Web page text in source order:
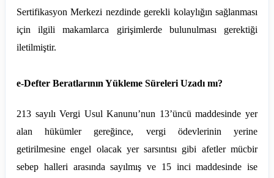
Sertifikasyon Merkezi nezdinde gerekli kolaylığın sağlanması
için ilgili makamlarca girişimlerde bulunulması gerektiği
iletilmiştir.
e-Defter Beratlarının Yükleme Süreleri Uzadı mı?
213 sayılı Vergi Usul Kanunu’nun 13’üncü maddesinde yer
alan hükümler gereğince, vergi ödevlerinin yerine
getirilmesine engel olacak yer sarsıntısı gibi afetler mücbir
sebep halleri arasında sayılmış ve 15 inci maddesinde ise